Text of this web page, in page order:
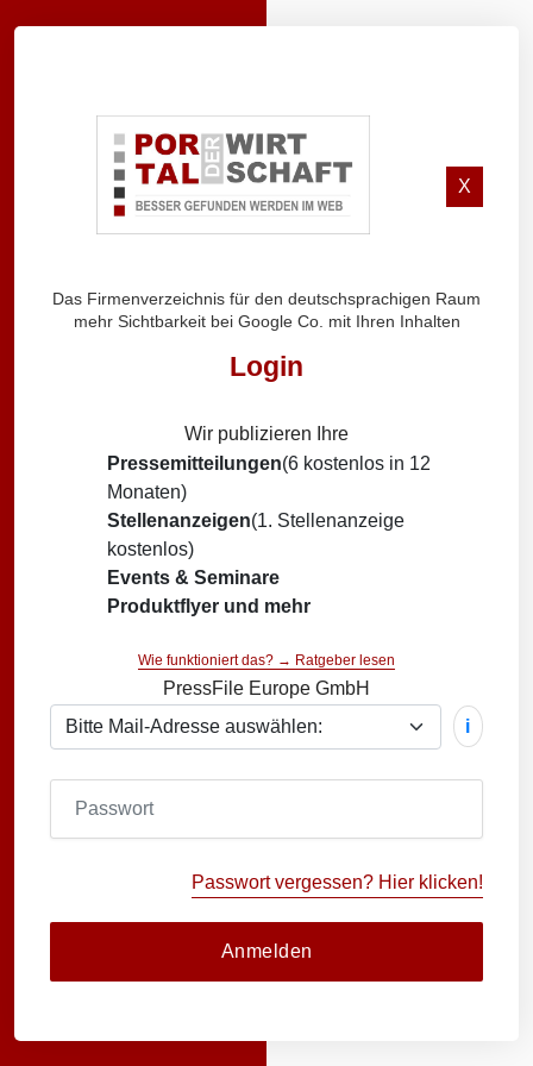
X
Das Firmenverzeichnis für den deutschsprachigen Raum
mehr Sichtbarkeit bei Google Co. mit Ihren Inhalten
Login
Wir publizieren Ihre
Pressemitteilungen(6 kostenlos in 12
Monaten)
Stellenanzeigen(1. Stellenanzeige
kostenlos)
Events & Seminare
Produktflyer und mehr
Wie funktioniert das? → Ratgeber lesen
PressFile Europe GmbH
i
Passwort vergessen? Hier klicken!
Anmelden